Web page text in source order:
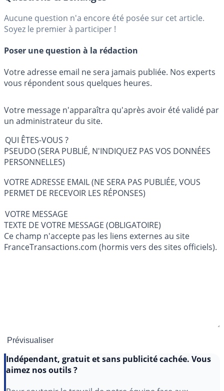
Aucune question n'a encore été posée sur cet article.
Soyez le premier à participer !
Poser une question à la rédaction
Votre adresse email ne sera jamais publiée. Nos experts
vous répondent sous quelques heures.
Votre message n'apparaîtra qu'après avoir été validé par
un administrateur du site.
QUI ÊTES-VOUS ?
PSEUDO (SERA PUBLIÉ, N'INDIQUEZ PAS VOS DONNÉES
PERSONNELLES)
VOTRE ADRESSE EMAIL (NE SERA PAS PUBLIÉE, VOUS
PERMET DE RECEVOIR LES RÉPONSES)
VOTRE MESSAGE
TEXTE DE VOTRE MESSAGE (OBLIGATOIRE)
Ce champ n'accepte pas les liens externes au site
FranceTransactions.com (hormis vers des sites officiels).